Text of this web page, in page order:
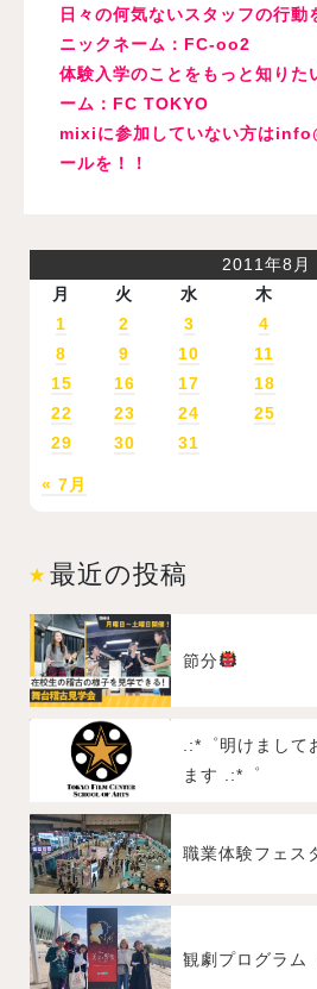
日々の何気ないスタッフの行動
ニックネーム：FC-oo2
体験入学のことをもっと知りた
ーム：FC TOKYO
mixiに参加していない方は
ールを！！
2011年8月
月
火 水 木
« 7月
1 2 3 4
8
9 10 11
15
16 17 18
22
23 24 25
29
30 31
最近の投稿
節分
.:*゜明けまして
ます .:*゜
観劇プログラム